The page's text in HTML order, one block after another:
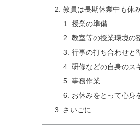
教員は長期休業中も休
授業の準備
教室等の授業環境の
行事の打ち合わせと
研修などの自身のス
事務作業
お休みをとって心身
さいごに